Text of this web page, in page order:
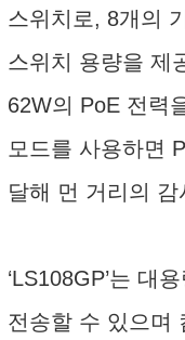
스위치로, 8개의
스위치 용량을 제
62W의 PoE 전력
모드를 사용하면
달해 먼 거리의
‘LS108GP’는 대
전송할 수 있으며